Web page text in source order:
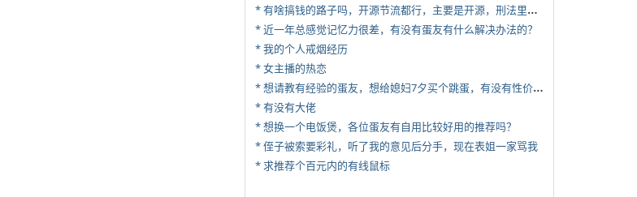
*
有啥搞钱的路子吗，开源节流都行，主要是开源，刑法里的咱不做
* 近一年总感觉记忆力很差，有没有蛋友有什么解决办法的？
* 我的个人戒烟经历
* 女主播的热恋
*
想请教有经验的蛋友，想给媳妇7夕买个跳蛋，有没有性价比高的推荐
* 有没有大佬
* 想换一个电饭煲，各位蛋友有自用比较好用的推荐吗？
* 侄子被索要彩礼，听了我的意见后分手，现在表姐一家骂我
* 求推荐个百元内的有线鼠标